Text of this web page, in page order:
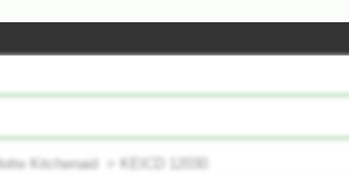
Kitchenaid > KEICD 12030